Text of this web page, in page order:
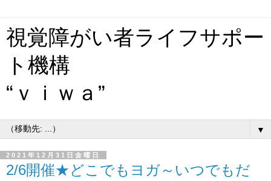
視覚障がい者ライフサポー
ト機構
“ｖｉｗａ”
▼
2021年12月31日金曜日
2/6開催★どこでもヨガ～いつでもだ